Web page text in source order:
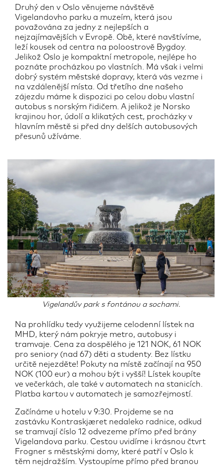
Druhý den v Oslo věnujeme návštěvě
Vigelandovho parku a muzeím, která jsou
považována za jedny z nejlepších a
nejzajímavějších v Evropě. Obě, které navštívíme,
leží kousek od centra na poloostrově Bygdoy.
Jelikož Oslo je kompaktní metropole, nejlépe ho
poznáte procházkou po vlastních. Má však i velmi
dobrý systém městské dopravy, která vás vezme i
na vzdálenější místa. Od třetího dne našeho
zájezdu máme k dispozici po celou dobu vlastní
autobus s norským řidičem. A jelikož je Norsko
krajinou hor, údolí a klikatých cest, procházky v
hlavním městě si před dny delších autobusových
přesunů užíváme.
Vigelandův park s fontánou a sochami.
Na prohlídku tedy využijeme celodenní lístek na
MHD, který nám pokryje metro, autobusy i
tramvaje. Cena za dospělého je 121 NOK, 61 NOK
pro seniory (nad 67) děti a studenty. Bez lístku
určitě nejezděte! Pokuty na místě začínají na 950
NOK (100 eur) a mohou být i vyšší! Lístek koupíte
ve večerkách, ale také v automatech na stanicích.
Platba kartou v automatech je samozřejmostí.
Začínáme u hotelu v 9:30. Projdeme se na
zastávku Kontraskjæret nedaleko radnice, odkud
se tramvají číslo 12 odvezeme přímo před brány
Vigelandova parku. Cestou uvidíme i krásnou čtvrt
Frogner s městskými domy, které patří v Oslo k
těm nejdražším. Vystoupíme přímo před branou